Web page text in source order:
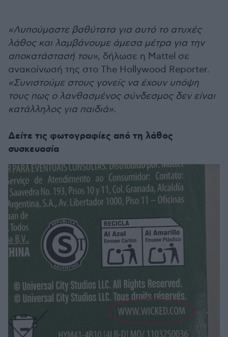
«Λυπούμαστε βαθύτατα για αυτό το ατυχές
λάθος και λαμβάνουμε άμεσα μέτρα για την
αποκατάστασή του», δήλωσε η Mattel σε
ανακοίνωσή της στο The Hollywood Reporter.
«Συνιστούμε στους γονείς να έχουν υπόψη
τους πως ο λανθασμένος σύνδεσμος δεν είναι
κατάλληλος για παιδιά».
Δείτε τις φωτογραφίες από τη λάθος
συσκευασία